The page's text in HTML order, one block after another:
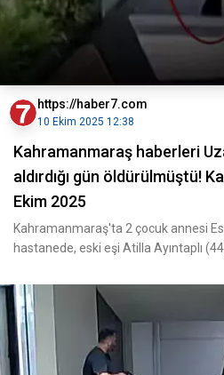
https://haber7.com
10 Ekim 2025 12:38
Kahramanmaraş haberleri
aldırdığı gün öldürülmüştü!
Ekim 2025
Kahramanmaraş'ta 2 çocuk annesi
hastanede, eski eşi Atilla Ayıntaplı